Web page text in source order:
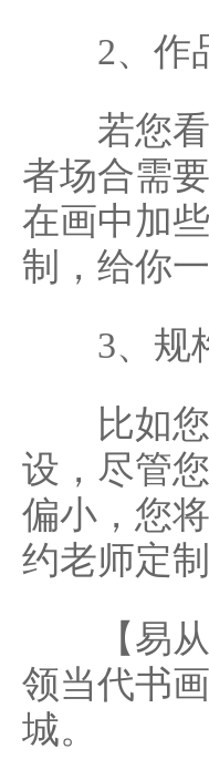
2、作品
若您看
者场合需
在画中加
制，给你
3、规格
比如您
设，尽管
偏小，您
约老师定制
【易从
领当代书
城。